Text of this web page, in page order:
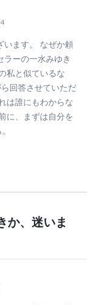
います。 なぜか頼
ーの一水みゆき
私と似ているな
回答させていただ
は誰にもわからな
に、まずは自分を
か、迷いま